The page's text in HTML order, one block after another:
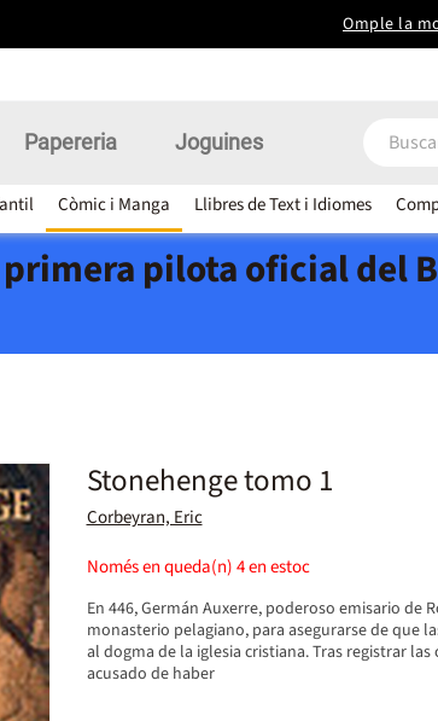
Omple la
Còmic i Manga Llibres de Text i Idiomes
Papereria Joguines
pilota oficial del
Stonehenge tomo 1
Corbeyran, Eric
Només en queda(n)4en estoc
En 446, Germán Auxerre, poderoso emisario de
monasterio pelagiano, para asegurarse de que
al dogma de la iglesia cristiana. Tras registrar
acusado de haber